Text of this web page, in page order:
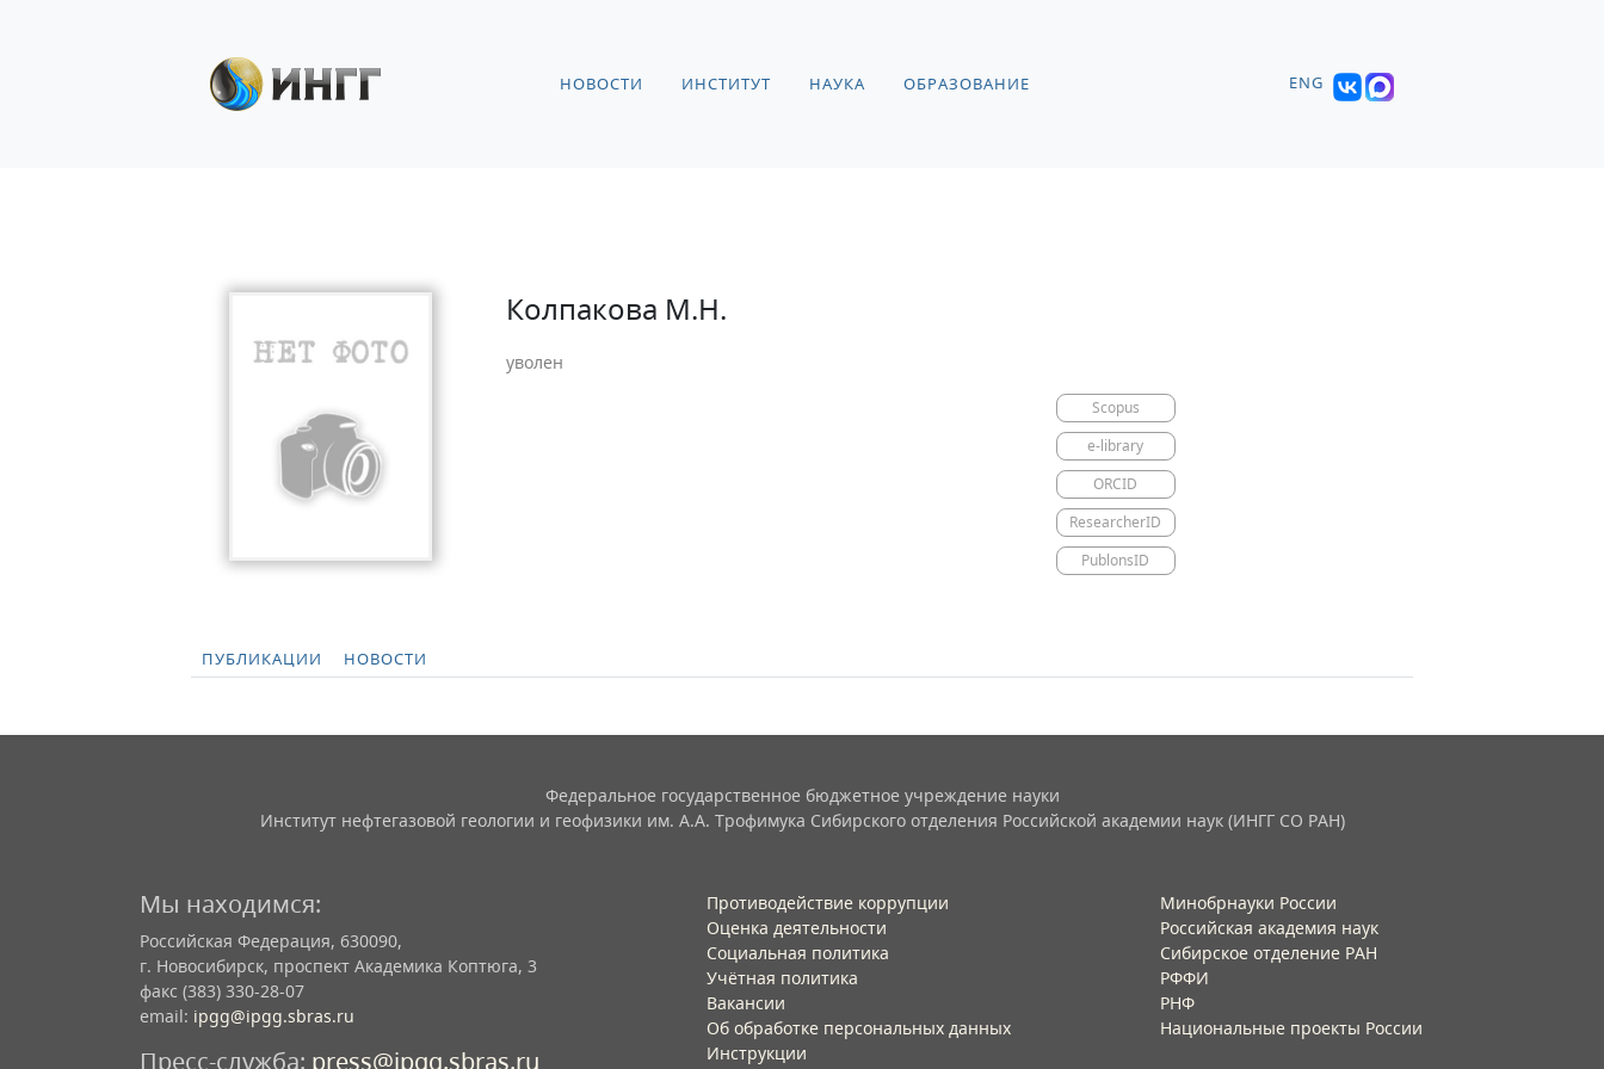
НОВОСТИ ИНСТИТУТ НАУКА ОБРАЗОВАНИЕ ENG
Колпакова М.Н.
уволен
Scopus
e-library
ORCID
ResearcherID
PublonsID
ПУБЛИКАЦИИ НОВОСТИ
Федеральное государственное бюджетное учреждение науки
Институт нефтегазовой геологии и геофизики им. А.А. Трофимука Сибирского отделения Российской академии наук (ИНГГ СО РАН)
Мы находимся:
Российская Федерация, 630090,
г. Новосибирск, проспект Академика Коптюга, 3
факс (383) 330-28-07
email: ipgg@ipgg.sbras.ru
Пресс-служба: press@ipgg.sbras.ru
Противодействие коррупции
Оценка деятельности
Социальная политика
Учётная политика​
Вакансии​
Об обработке персональных данных​
Инструкции​
Минобрнауки России
Российская академия наук
Сибирское отделение РАН
РФФИ
РНФ
Национальные проекты России